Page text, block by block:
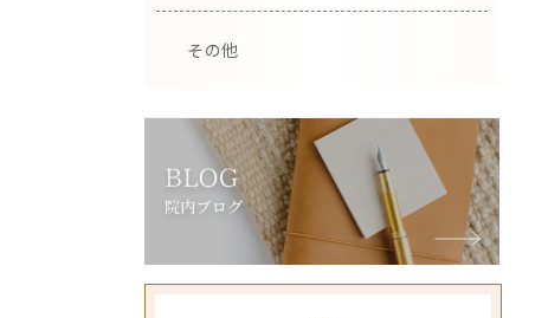
その他